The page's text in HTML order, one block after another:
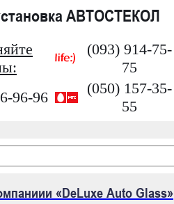
АВТОСТЕКОЛ
(093) 914-75-
75
96-96
(050) 157-35-
55
«DeLuxe Auto Glass»